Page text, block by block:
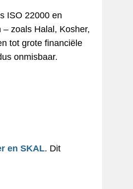
ISO 22000 en
zoals Halal, Kosher,
tot grote financiële
onmisbaar.
en SKAL. Dit